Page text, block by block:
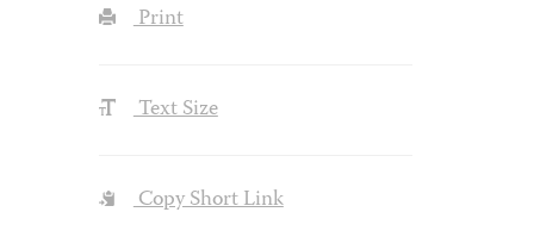
Print
Text Size
Copy Short Link